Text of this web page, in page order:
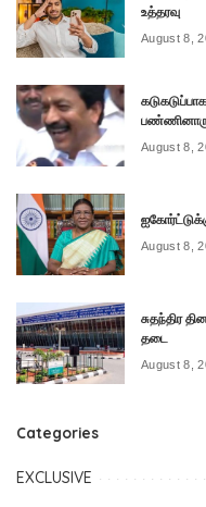
உத்தரவு
August 8,
August 8,
August 8,
சுதந்திர
தடை
August 8,
Categories
EXCLUSIVE